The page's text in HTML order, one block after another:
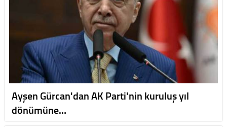
Ayşen Gürcan'dan AK Parti'nin kuruluş yıl
dönümüne…